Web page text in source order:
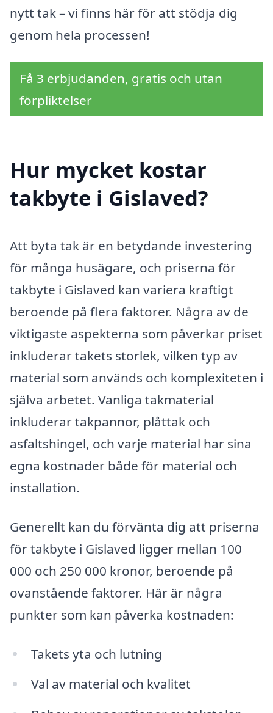
nytt tak – vi finns här för att stödja dig
genom hela processen!
Få 3 erbjudanden, gratis och utan
förpliktelser
Hur mycket kostar
takbyte i Gislaved?
Att byta tak är en betydande investering
för många husägare, och priserna för
takbyte i Gislaved kan variera kraftigt
beroende på flera faktorer. Några av de
viktigaste aspekterna som påverkar priset
inkluderar takets storlek, vilken typ av
material som används och komplexiteten i
själva arbetet. Vanliga takmaterial
inkluderar takpannor, plåttak och
asfaltshingel, och varje material har sina
egna kostnader både för material och
installation.
Generellt kan du förvänta dig att priserna
för takbyte i Gislaved ligger mellan 100
000 och 250 000 kronor, beroende på
ovanstående faktorer. Här är några
punkter som kan påverka kostnaden:
Takets yta och lutning
Val av material och kvalitet